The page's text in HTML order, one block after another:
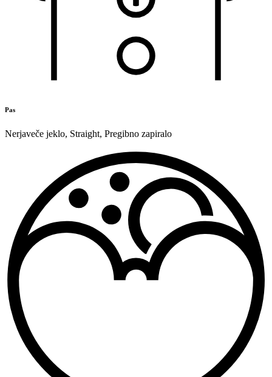
Pas
Nerjaveče jeklo, Straight, Pregibno zapiralo